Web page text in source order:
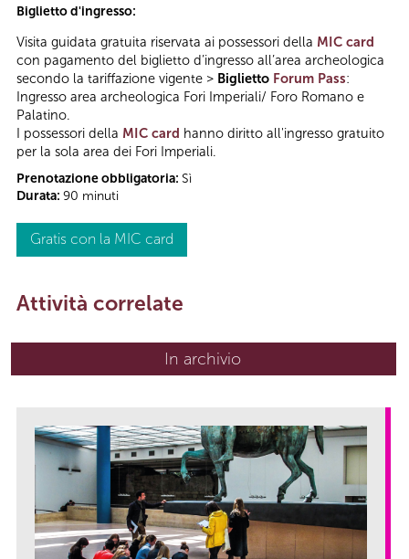
Biglietto d'ingresso:
Visita guidata gratuita riservata ai possessori della MIC card
con pagamento del biglietto d’ingresso all’area archeologica
secondo la tariffazione vigente > Biglietto Forum Pass:
Ingresso area archeologica Fori Imperiali/ Foro Romano e
Palatino.
I possessori della MIC card hanno diritto all'ingresso gratuito
per la sola area dei Fori Imperiali.
Prenotazione obbligatoria: Sì
Durata: 90 minuti
Gratis con la MIC card
Attività correlate
In archivio